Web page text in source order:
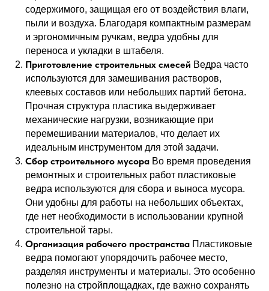
содержимого, защищая его от воздействия влаги,
пыли и воздуха. Благодаря компактным размерам
и эргономичным ручкам, ведра удобны для
переноса и укладки в штабеля.
Приготовление строительных смесей Ведра часто
используются для замешивания растворов,
клеевых составов или небольших партий бетона.
Прочная структура пластика выдерживает
механические нагрузки, возникающие при
перемешивании материалов, что делает их
идеальным инструментом для этой задачи.
Сбор строительного мусора Во время проведения
ремонтных и строительных работ пластиковые
ведра используются для сбора и выноса мусора.
Они удобны для работы на небольших объектах,
где нет необходимости в использовании крупной
строительной тары.
Организация рабочего пространства Пластиковые
ведра помогают упорядочить рабочее место,
разделяя инструменты и материалы. Это особенно
полезно на стройплощадках, где важно сохранять